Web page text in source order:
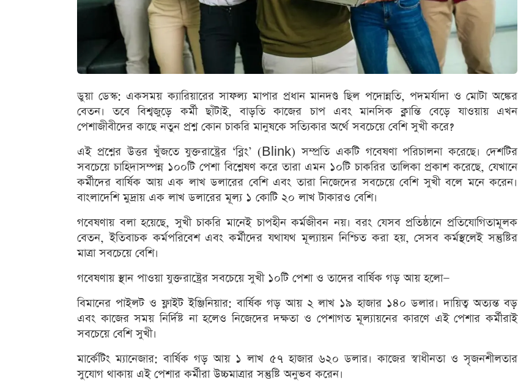
ডুয়া ডেস্ক: একসময় ক্যারিয়ারের সাফল্য মাপার প্রধান মানদণ্ড ছিল পদোন্নতি, পদমর্যাদা ও মোটা অঙ্কের
বেতন। তবে বিশ্বজুড়ে কর্মী ছাঁটাই, বাড়তি কাজের চাপ এবং মানসিক ক্লান্তি বেড়ে যাওয়ায় এখন
পেশাজীবীদের কাছে নতুন প্রশ্ন কোন চাকরি মানুষকে সত্যিকার অর্থে সবচেয়ে বেশি সুখী করে?
এই প্রশ্নের উত্তর খুঁজতে যুক্তরাষ্ট্রের ‘ব্লিং’ (Blink) সম্প্রতি একটি গবেষণা পরিচালনা করেছে। দেশটির
সবচেয়ে চাহিদাসম্পন্ন ১০০টি পেশা বিশ্লেষণ করে তারা এমন ১০টি চাকরির তালিকা প্রকাশ করেছে, যেখানে
কর্মীদের বার্ষিক আয় এক লাখ ডলারের বেশি এবং তারা নিজেদের সবচেয়ে বেশি সুখী বলে মনে করেন।
বাংলাদেশি মুদ্রায় এক লাখ ডলারের মূল্য ১ কোটি ২০ লাখ টাকারও বেশি।
গবেষণায় বলা হয়েছে, সুখী চাকরি মানেই চাপহীন কর্মজীবন নয়। বরং যেসব প্রতিষ্ঠানে প্রতিযোগিতামূলক
বেতন, ইতিবাচক কর্মপরিবেশ এবং কর্মীদের যথাযথ মূল্যায়ন নিশ্চিত করা হয়, সেসব কর্মস্থলেই সন্তুষ্টির
মাত্রা সবচেয়ে বেশি।
গবেষণায় স্থান পাওয়া যুক্তরাষ্ট্রের সবচেয়ে সুখী ১০টি পেশা ও তাদের বার্ষিক গড় আয় হলো—
বিমানের পাইলট ও ফ্লাইট ইঞ্জিনিয়ার: বার্ষিক গড় আয় ২ লাখ ১৯ হাজার ১৪০ ডলার। দায়িত্ব অত্যন্ত বড়
এবং কাজের সময় নির্দিষ্ট না হলেও নিজেদের দক্ষতা ও পেশাগত মূল্যায়নের কারণে এই পেশার কর্মীরাই
সবচেয়ে বেশি সুখী।
মার্কেটিং ম্যানেজার: বার্ষিক গড় আয় ১ লাখ ৫৭ হাজার ৬২০ ডলার। কাজের স্বাধীনতা ও সৃজনশীলতার
সুযোগ থাকায় এই পেশার কর্মীরা উচ্চমাত্রার সন্তুষ্টি অনুভব করেন।